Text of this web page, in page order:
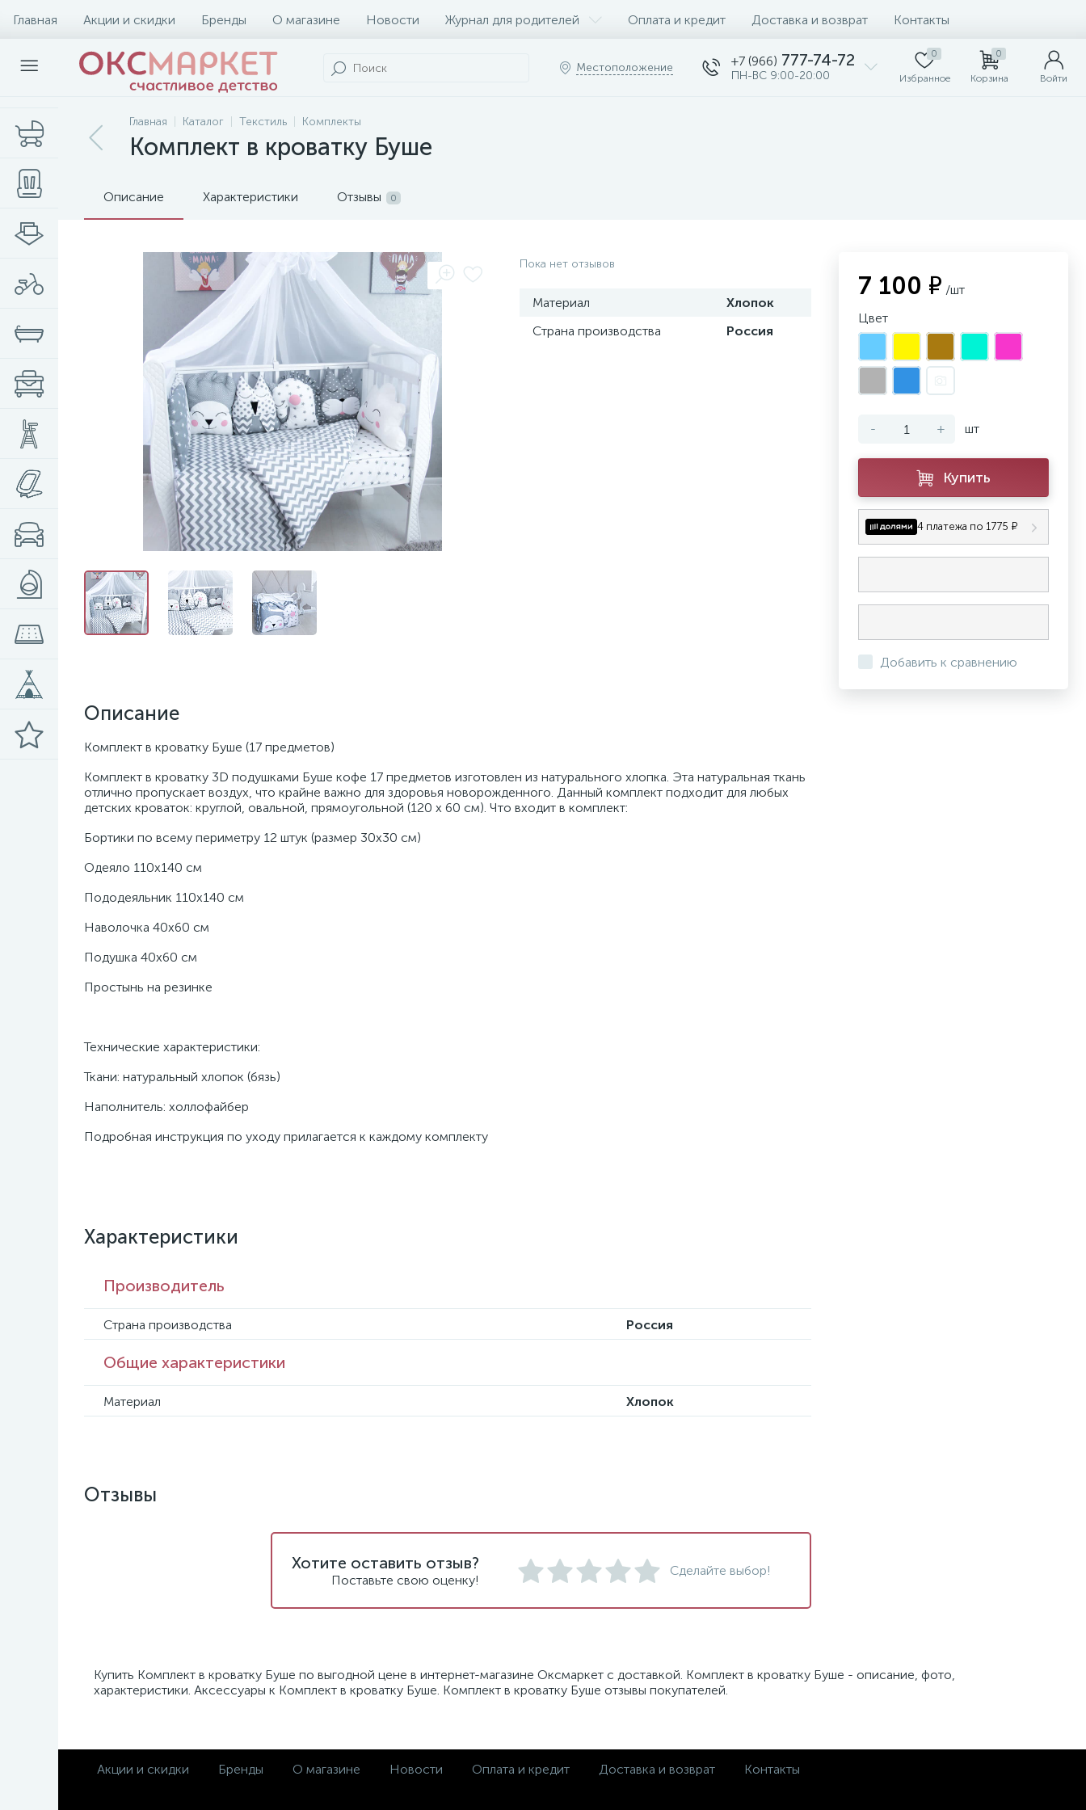
Главная Акции и скидки Бренды О магазине Новости Журнал для родителей Оплата и кредит Доставка и возврат Контакты
Местоположение +7 (966) 777-74-72
ПН-ВС 9:00-20:00
0
Избранное
0
Корзина Войти
Главная Каталог Текстиль Комплекты
Комплект в кроватку Буше
Описание Характеристики Отзывы 0
Пока нет отзывов
Материал
Хлопок
Страна производства
Россия
Описание
Комплект в кроватку Буше (17 предметов)
Комплект в кроватку 3D подушками Буше кофе 17 предметов изготовлен из натурального хлопка. Эта натуральная ткань
отлично пропускает воздух, что крайне важно для здоровья новорожденного. Данный комплект подходит для любых
детских кроваток: круглой, овальной, прямоугольной (120 х 60 см). Что входит в комплект:
Бортики по всему периметру 12 штук (размер 30х30 см)
Одеяло 110х140 см
Пододеяльник 110х140 см
Наволочка 40х60 см
Подушка 40х60 см
Простынь на резинке
Технические характеристики:
Ткани: натуральный хлопок (бязь)
Наполнитель: холлофайбер
Подробная инструкция по уходу прилагается к каждому комплекту
Характеристики
Производитель
Страна производства Россия
Общие характеристики
Материал Хлопок
7 100 ₽ /шт
Цвет
- + шт
Купить
4 платежа по 1775 ₽
Добавить к сравнению
Отзывы
Хотите оставить отзыв?
Поставьте свою оценку!
Сделайте выбор!
Купить Комплект в кроватку Буше по выгодной цене в интернет-магазине Оксмаркет с доставкой. Комплект в кроватку Буше - описание, фото,
характеристики. Аксессуары к Комплект в кроватку Буше. Комплект в кроватку Буше отзывы покупателей.
Акции и скидки Бренды О магазине Новости Оплата и кредит Доставка и возврат Контакты